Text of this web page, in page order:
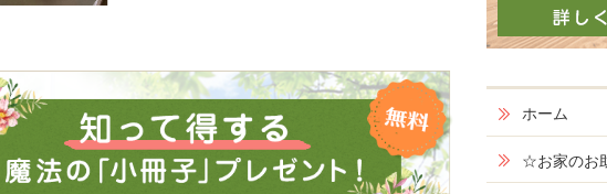
ホーム
☆お家のお